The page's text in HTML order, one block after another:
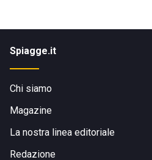
Spiagge.it
Chi siamo
Magazine
La nostra linea editoriale
Redazione